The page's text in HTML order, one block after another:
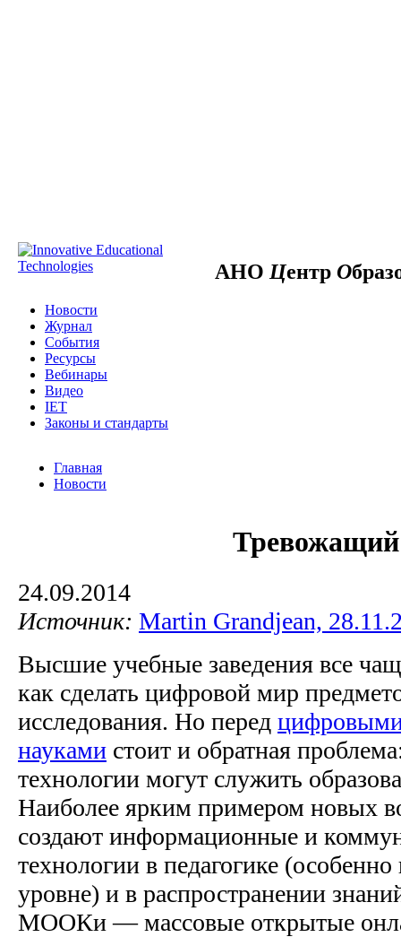
АНО Центр О
Новости
Журнал
События
Ресурсы
Вебинары
Видео
IET
Законы и стандарты
Главная
Новости
24.09.2014
Источник: Martin Grandjean,
Высшие учебные заведения все
как сделать цифровой мир
исследования. Но перед
науками стоит и обратная
технологии могут служить
Наиболее ярким примером новых
создают информационные и
технологии в педагогике
уровне) и в распространении
МООКи — массовые открытые